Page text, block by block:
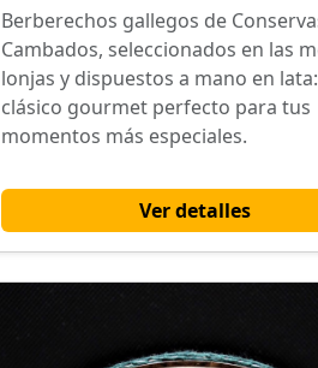
Berberechos gallegos de
Cambados, seleccionados en las
lonjas y dispuestos a mano en
clásico gourmet perfecto para tus
momentos más especiales.
Ver detalles